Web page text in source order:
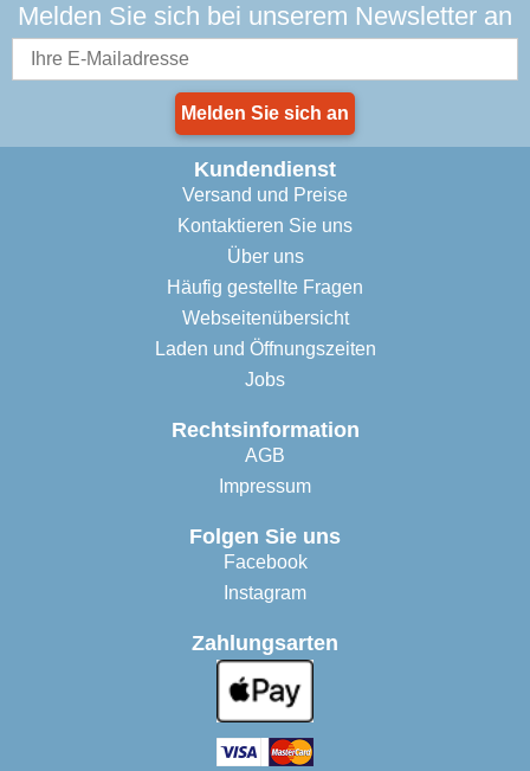
Melden Sie sich bei unserem Newsletter an
Melden Sie sich an
Kundendienst
Versand und Preise
Kontaktieren Sie uns
Über uns
Häufig gestellte Fragen
Webseitenübersicht
Laden und Öffnungszeiten
Jobs
Rechtsinformation
AGB
Impressum
Folgen Sie uns
Facebook
Instagram
Zahlungsarten